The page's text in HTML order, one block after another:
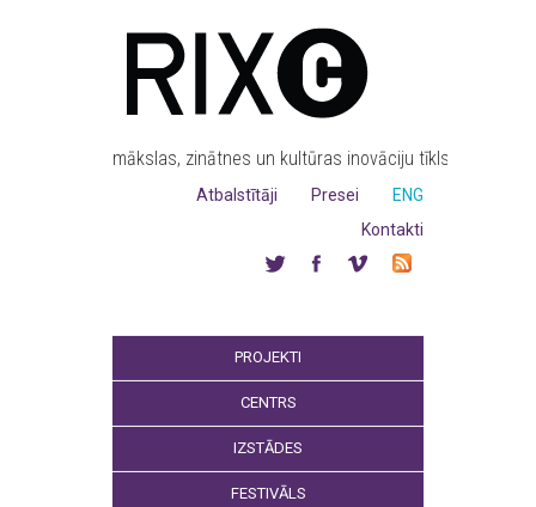
mākslas, zinātnes un kultūras inovāciju tīkls
ENG
Presei
Atbalstītāji
Kontakti
PROJEKTI
CENTRS
IZSTĀDES
FESTIVĀLS